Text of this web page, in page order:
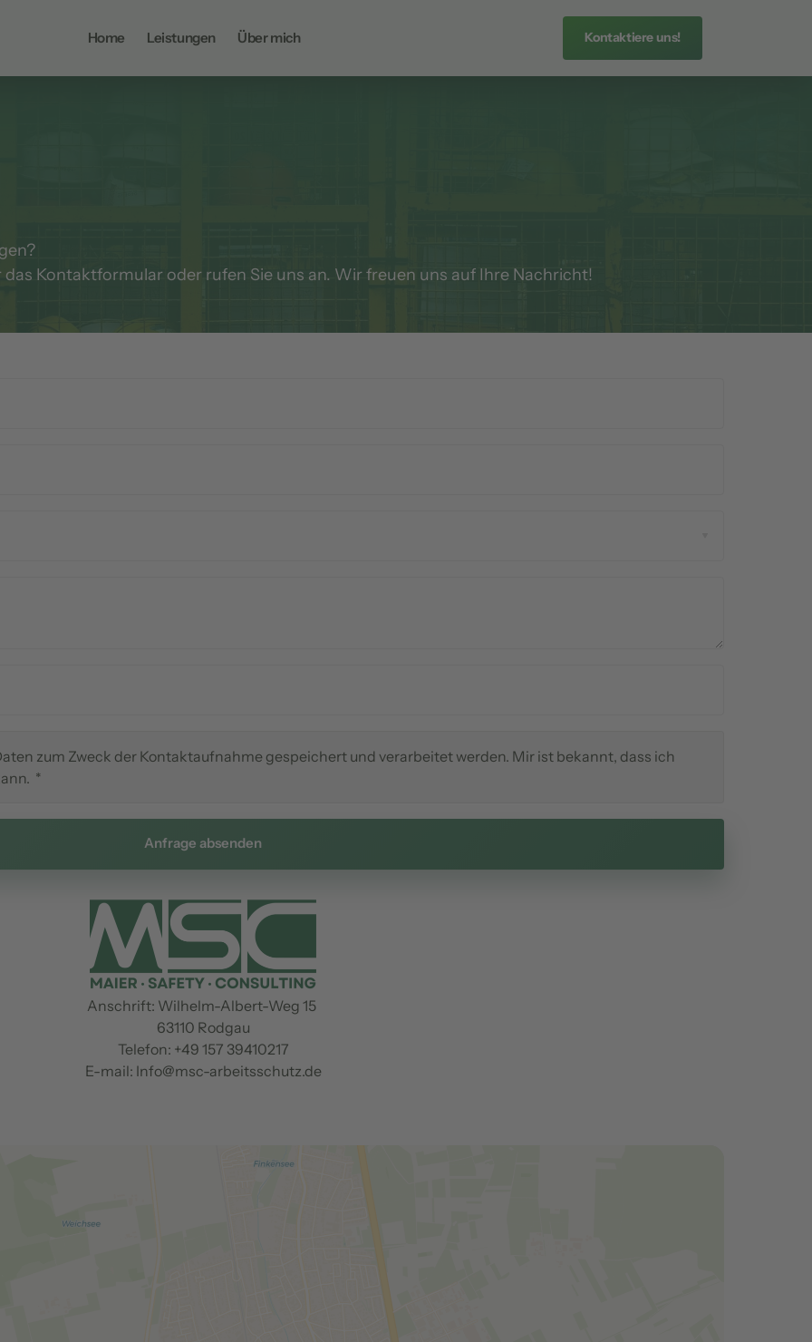
Home Leistungen Über mich Kontaktiere uns!
Kontaktformular oder rufen Sie uns an. Wir freuen uns auf Ihre Nachricht!
zum Zweck der Kontaktaufnahme gespeichert und verarbeitet werden. Mir ist bekannt, dass ich
*
Anfrage absenden
Anschrift: Wilhelm-Albert-Weg 15
63110 Rodgau
Telefon: +49 157 39410217
E-mail: Info@msc-arbeitsschutz.de